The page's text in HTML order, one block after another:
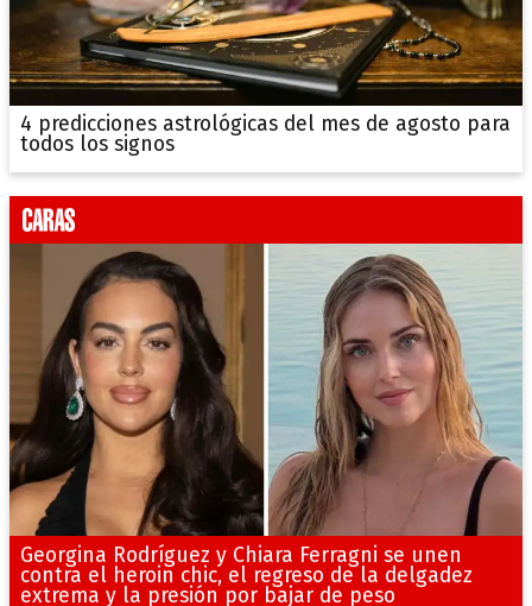
4 predicciones astrológicas del mes de agosto para
todos los signos
Georgina Rodríguez y Chiara Ferragni se unen
contra el heroin chic, el regreso de la delgadez
extrema y la presión por bajar de peso